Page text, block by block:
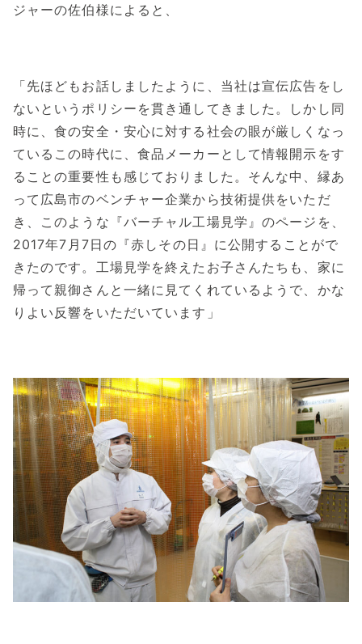
ジャーの佐伯様によると、
「先ほどもお話しましたように、当社は宣伝広告をし
ないというポリシーを貫き通してきました。しかし同
時に、食の安全・安心に対する社会の眼が厳しくなっ
ているこの時代に、食品メーカーとして情報開示をす
ることの重要性も感じておりました。そんな中、縁あ
って広島市のベンチャー企業から技術提供をいただ
き、このような『バーチャル工場見学』のページを、
2017年7月7日の『赤しその日』に公開することがで
きたのです。工場見学を終えたお子さんたちも、家に
帰って親御さんと一緒に見てくれているようで、かな
りよい反響をいただいています」